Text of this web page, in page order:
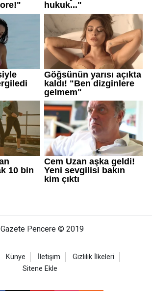
Gazete Pencere © 2019
Künye İletişim
Gizlilik İlkeleri
Sitene Ekle